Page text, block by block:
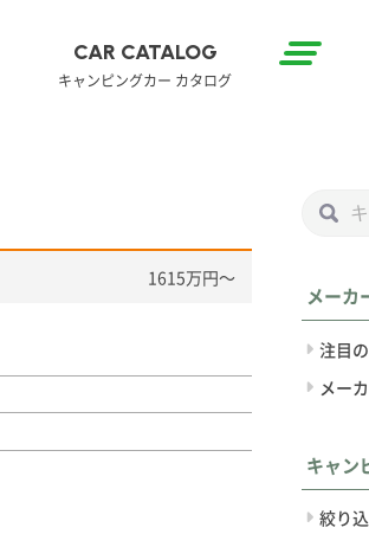
CAR CATALOG
キャンピングカー カタログ
1615万円〜
メーカ
注目
メー
キャン
絞り